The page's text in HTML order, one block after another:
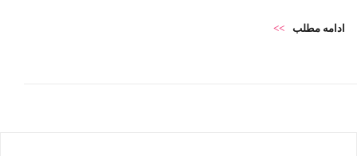
ادامه مطلب >>